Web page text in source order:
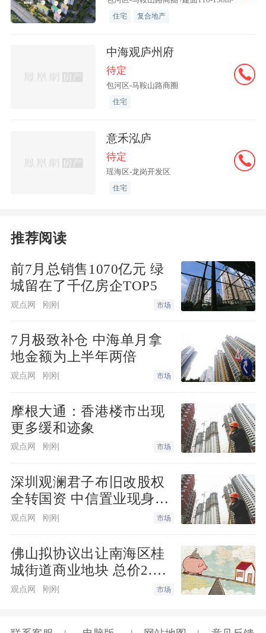
住宅 复合地产
中海观庐州府
待定
包河区-马鞍山路商圈
住宅
意禾泓庐
待定
瑶海区-龙岗开发区
住宅
推荐阅读
前7月总销售1070亿元 绿
城留在了千亿房企TOP5
观点网 刚刚 市场
7月极致补仓 中海单月拿
地金额为上半年两倍
观点网 刚刚 市场
摩根大通：香港楼市出现
更多缓和迹象
观点网 刚刚 市场
深圳观澜君子布旧改股权
全转国资 中信置业现身动
工仪式
观点网 刚刚 市场
佛山拟协议出让南海区桂
城街道商业地块 总价2.28
亿元
观点网 刚刚 市场